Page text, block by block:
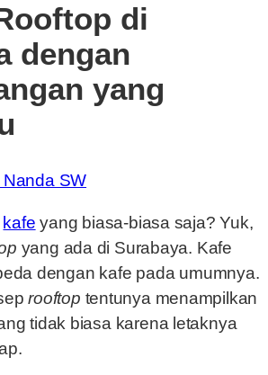
di
dengan
yang
Nanda SW
kafe yang biasa-biasa saja? Yuk,
yang ada di Surabaya. Kafe
dengan kafe pada umumnya.
rooftop tentunya menampilkan
tidak biasa karena letaknya